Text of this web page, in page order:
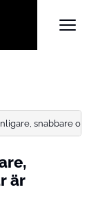
snabbare och
är